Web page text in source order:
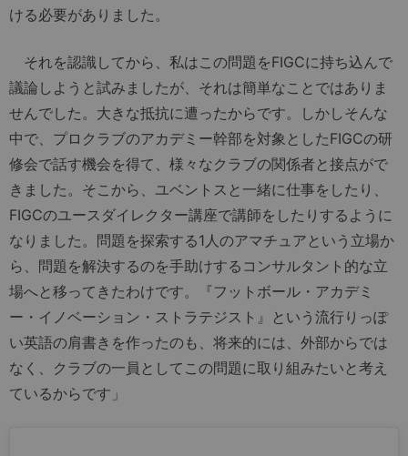
ける必要がありました。
それを認識してから、私はこの問題をFIGCに持ち込んで
議論しようと試みましたが、それは簡単なことではありま
せんでした。大きな抵抗に遭ったからです。しかしそんな
中で、プロクラブのアカデミー幹部を対象としたFIGCの研
修会で話す機会を得て、様々なクラブの関係者と接点がで
きました。そこから、ユベントスと一緒に仕事をしたり、
FIGCのユースダイレクター講座で講師をしたりするように
なりました。問題を探索する1人のアマチュアという立場か
ら、問題を解決するのを手助けするコンサルタント的な立
場へと移ってきたわけです。『フットボール・アカデミ
ー・イノベーション・ストラテジスト』という流行りっぽ
い英語の肩書きを作ったのも、将来的には、外部からでは
なく、クラブの一員としてこの問題に取り組みたいと考え
ているからです」